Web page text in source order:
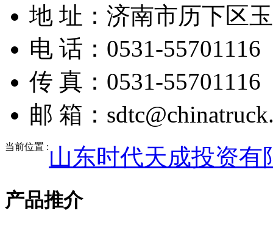
地 址：济南市历下区
电 话：0531-55701116
传 真：0531-55701116
邮 箱：
当前位置 : 山东时代天成投资有
产品推介